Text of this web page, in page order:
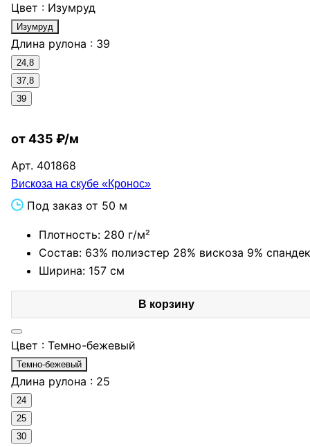
Цвет : Изумруд
Изумруд
Длина рулона : 39
24,8
37,8
39
от 435 ₽/м
Арт. 401868
Вискоза на скубе «Кронос»
Под заказ от 50 м
Плотность: 280 г/м²
Состав: 63% полиэстер 28% вискоза 9%
Ширина: 157 см
В корзину
Цвет : Темно-бежевый
Темно-бежевый
Длина рулона : 25
24
25
30